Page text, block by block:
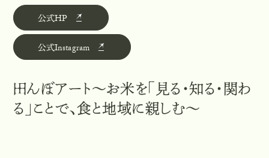
公式HP
公式HP
公式Instagram
公式Instagram
田んぼアート～お米を「見る・知る・関わ
る」ことで、食と地域に親しむ～